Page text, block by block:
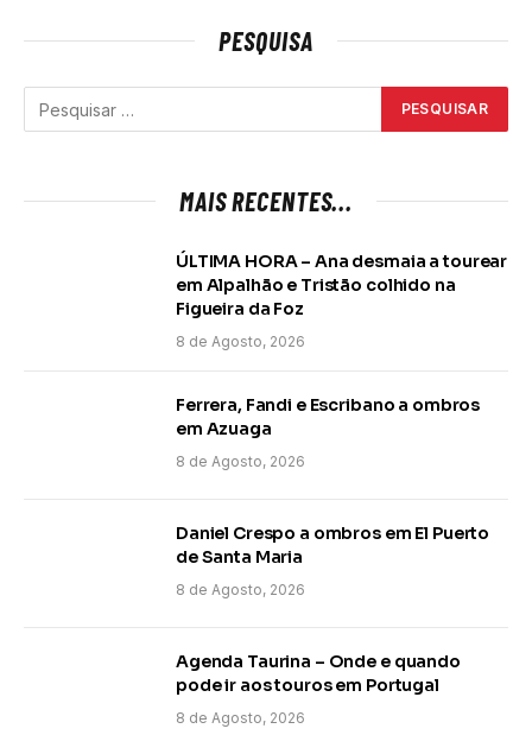
PESQUISA
MAIS RECENTES...
ÚLTIMA HORA – Ana desmaia a tourear
em Alpalhão e Tristão colhido na
Figueira da Foz
8 de Agosto, 2026
Ferrera, Fandi e Escribano a ombros
em Azuaga
8 de Agosto, 2026
Daniel Crespo a ombros em El Puerto
de Santa Maria
8 de Agosto, 2026
Agenda Taurina – Onde e quando
pode ir aos touros em Portugal
8 de Agosto, 2026